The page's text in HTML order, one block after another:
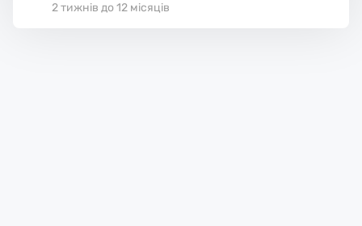
2 тижнів до 12 місяців